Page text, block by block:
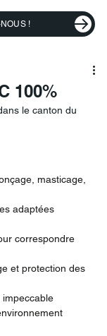
!
100%
le canton du
masticage,
adaptées
correspondre
et protection des